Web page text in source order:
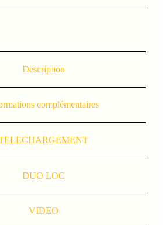
Description
complémentaires
DUO LOC
VIDEO